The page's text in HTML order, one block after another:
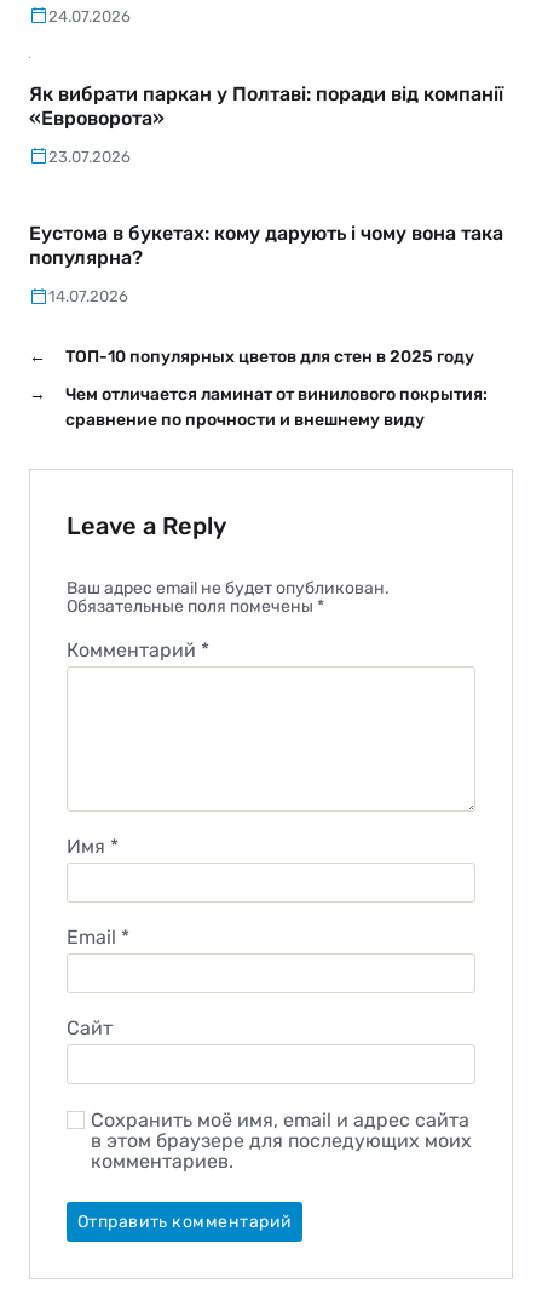
24.07.2026
Як вибрати паркан у Полтаві: поради від компанії
«Евроворота»
23.07.2026
Еустома в букетах: кому дарують і чому вона така
популярна?
14.07.2026
←
ТОП-10 популярных цветов для стен в 2025 году
→
Чем отличается ламинат от винилового покрытия:
сравнение по прочности и внешнему виду
Leave a Reply
Ваш адрес email не будет опубликован.
Обязательные поля помечены *
Комментарий *
Имя *
Email *
Сайт
Сохранить моё имя, email и адрес сайта
в этом браузере для последующих моих
комментариев.